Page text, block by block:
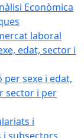
Econòmica
laboral
edat, sector i
per sexe i edat,
sector i per
i